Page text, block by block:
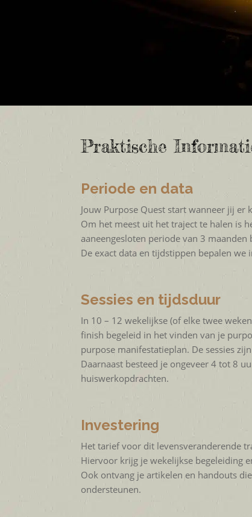
Praktische
Periode en data
Jouw Purpose Quest start wanneer jij er
Om het meest uit het traject te halen is
aaneengesloten periode van 3 maanden
De exact data en tijdstippen bepalen we
Sessies en tijdsduur
In 10 – 12 wekelijkse (of elke twee
finish begeleid in het vinden van je
purpose manifestatieplan. De sessies
Daarnaast besteed je ongeveer 4 tot 8
huiswerkopdrachten.
Investering
Het tarief voor dit levensveranderende
Hiervoor krijg je wekelijkse begeleiding
Ook ontvang je artikelen en handouts
ondersteunen.